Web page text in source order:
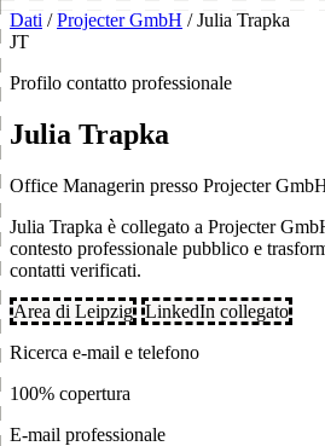
Dati / Projecter GmbH / Julia Trapka
JT
Profilo contatto professionale
Julia Trapka
Office Managerin presso Projecter
Julia Trapka è collegato a Projecter
contesto professionale pubblico e
contatti verificati.
Area di Leipzig LinkedIn collegato
Ricerca e-mail e telefono
100% copertura
E-mail professionale